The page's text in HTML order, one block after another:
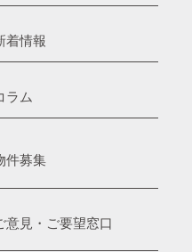
着情報
ラム
件募集
意見・ご要望窓口